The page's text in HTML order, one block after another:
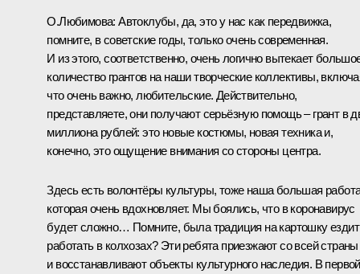
О.Любимова: Автоклубы, да, это у нас как передвижка,
помните, в советские годы, только очень современная.
И из этого, соответственно, очень логично вытекает
количество грантов на наши творческие коллективы,
что очень важно, любительские. Действительно,
представляете, они получают серьёзную помощь – грант в
миллиона рублей: это новые костюмы, новая техника и,
конечно, это ощущение внимания со стороны центра.
Здесь есть волонтёры культуры, тоже наша большая
которая очень вдохновляет. Мы боялись, что в коронавирус
будет сложно… Помните, была традиция на картошку
работать в колхозах? Эти ребята приезжают со всей страны
и восстанавливают объекты культурного наследия. В первой